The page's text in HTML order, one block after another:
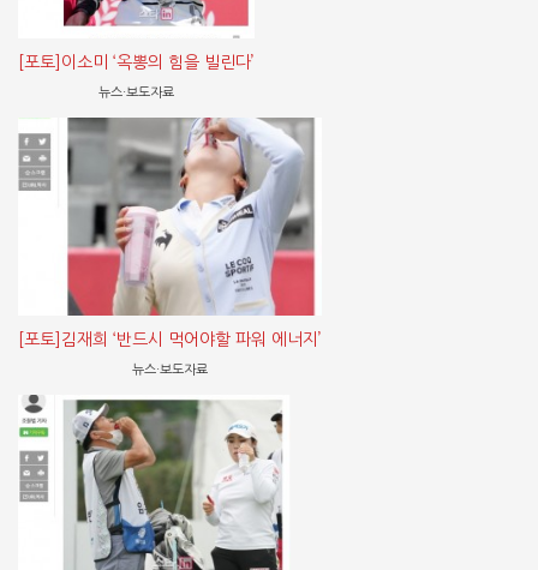
[포토]이소미 ‘옥뽕의 힘을 빌린다’
뉴스·보도자료
[포토]김재희 ‘반드시 먹어야할 파워 에너지’
뉴스·보도자료